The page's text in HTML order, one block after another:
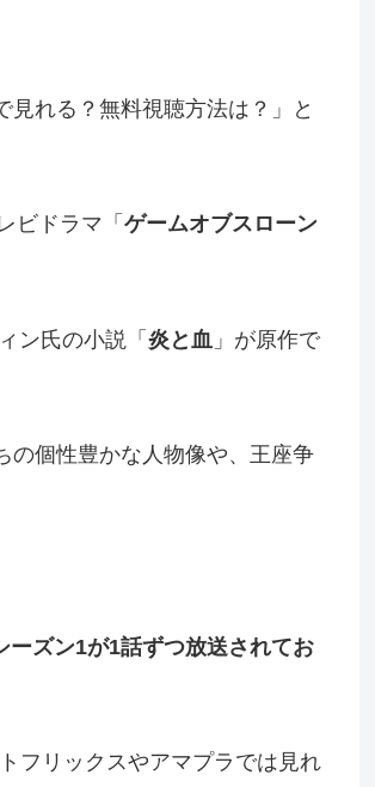
れる？無料視聴方法は？」と
ビドラマ「 ゲームオブスローン
ン氏の小説「 炎と血 」が原作で
の個性豊かな人物像や、王座争
ズン1が1話ずつ放送されてお
フリックスやアマプラでは見れ